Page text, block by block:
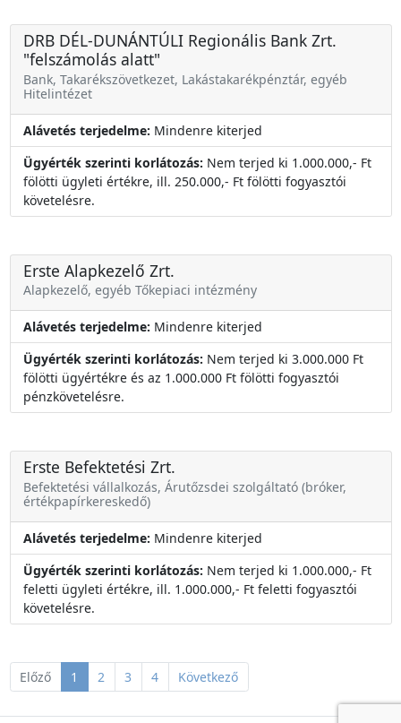
DRB DÉL-DUNÁNTÚLI Regionális Bank Zrt.
"felszámolás alatt"
Bank, Takarékszövetkezet, Lakástakarékpénztár, egyéb
Hitelintézet
Alávetés terjedelme: Mindenre kiterjed
Ügyérték szerinti korlátozás: Nem terjed ki 1.000.000,- Ft
fölötti ügyleti értékre, ill. 250.000,- Ft fölötti fogyasztói
követelésre.
Erste Alapkezelő Zrt.
Alapkezelő, egyéb Tőkepiaci intézmény
Alávetés terjedelme: Mindenre kiterjed
Ügyérték szerinti korlátozás: Nem terjed ki 3.000.000 Ft
fölötti ügyértékre és az 1.000.000 Ft fölötti fogyasztói
pénzkövetelésre.
Erste Befektetési Zrt.
Befektetési vállalkozás, Árutőzsdei szolgáltató (bróker,
értékpapírkereskedő)
Alávetés terjedelme: Mindenre kiterjed
Ügyérték szerinti korlátozás: Nem terjed ki 1.000.000,- Ft
feletti ügyleti értékre, ill. 1.000.000,- Ft feletti fogyasztói
követelésre.
Előző 1 2 3 4 Következő